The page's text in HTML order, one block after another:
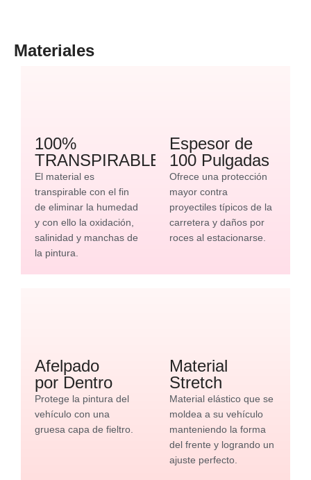
Materiales
100%
TRANSPIRABLE
El material es
transpirable con el fin
de eliminar la humedad
y con ello la oxidación,
salinidad y manchas de
la pintura.
Espesor de
100 Pulgadas
Ofrece una protección
mayor contra
proyectiles típicos de la
carretera y daños por
roces al estacionarse.
Afelpado
por Dentro
Protege la pintura del
vehículo con una
gruesa capa de fieltro.
Material
Stretch
Material elástico que se
moldea a su vehículo
manteniendo la forma
del frente y logrando un
ajuste perfecto.